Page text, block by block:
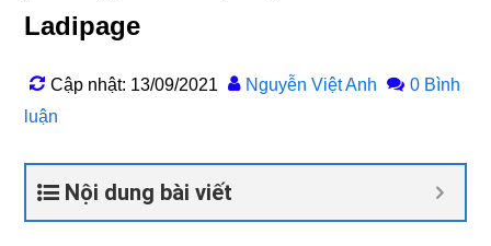
Ladipage
Cập nhật: 13/09/2021 Nguyễn Việt Anh
0 Bình
luận
Nội dung bài viết